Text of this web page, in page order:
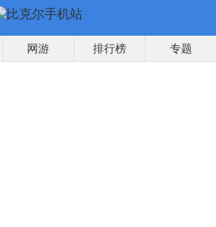
网游 排行榜 专题